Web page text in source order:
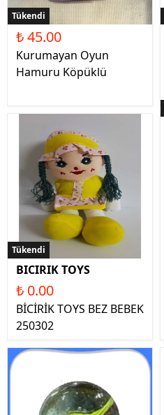
Tükendi
₺ 45.00
Kurumayan Oyun
Hamuru Köpüklü
Tükendi
BICIRIK TOYS
₺ 0.00
BİCİRİK TOYS BEZ BEBEK
250302